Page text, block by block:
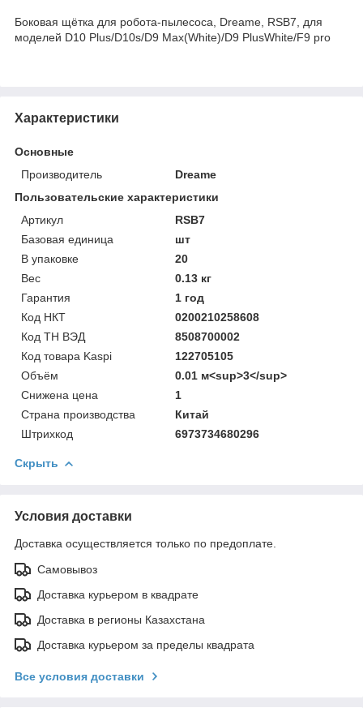
Боковая щётка для робота-пылесоса, Dreame, RSB7, для
моделей D10 Plus/D10s/D9 Max(White)/D9 PlusWhite/F9 pro
Характеристики
Основные
Производитель
Dreame
Пользовательские характеристики
Артикул
RSB7
Базовая единица
шт
В упаковке
20
Вес
0.13 кг
Гарантия
1 год
Код НКТ
0200210258608
Код ТН ВЭД
8508700002
Код товара Kaspi
122705105
Объём
0.01 м<sup>3</sup>
Снижена цена
1
Страна производства
Китай
Штрихкод
6973734680296
Скрыть
Условия доставки
Доставка осуществляется только по предоплате.
Самовывоз
Доставка курьером в квадрате
Доставка в регионы Казахстана
Доставка курьером за пределы квадрата
Все условия доставки